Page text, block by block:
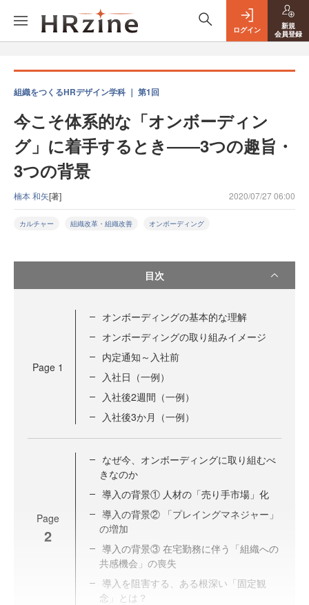
ログイン
新規
会員登録
組織をつくるHRデザイン学科 ｜ 第1回
今こそ体系的な「オンボーディン
グ」に着手するとき――3つの趣旨・
3つの背景
楠本 和矢[著] 2020/07/27 06:00
カルチャー 組織改革・組織改善 オンボーディング
目次
Page 1
オンボーディングの基本的な理解
オンボーディングの取り組みイメージ
内定通知～入社前
入社日（一例）
入社後2週間（一例）
入社後3か月（一例）
Page
2
なぜ今、オンボーディングに取り組むべ
きなのか
導入の背景① 人材の「売り手市場」化
導入の背景② 「プレイングマネジャー」
の増加
導入の背景③ 在宅勤務に伴う「組織への
共感機会」の喪失
導入を阻害する、ある根深い「固定観
念」とは？